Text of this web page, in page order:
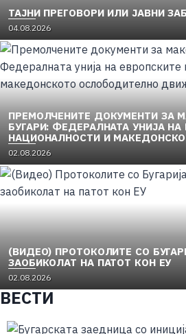
TAЈНИ ПРЕГОВОРИ ИЛИ ЈАВНИ
04.08.2026
ПРЕМОЛЧЕНИТЕ ДОКУМЕНТИ ЗА
БУГАРИ: ФЕДЕРАЛНАТА УНИЈА НА
НАЦИОНАЛНОСТИ И
ДВИЖЕЊЕ (1949–1956) (1)
02.08.2026
(ВИДЕО) ПРОТОКОЛИТЕ СО
ЗАОБИКОЛАТ НА ПАТОТ КОН ЕУ
02.08.2026
ВЕСТИ